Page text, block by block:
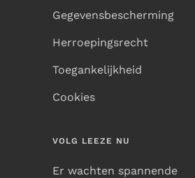
Gegevensbescherming
Herroepingsrecht
Toegankelijkheid
Cookies
VOLG LEEZE NU
Er wachten spannende